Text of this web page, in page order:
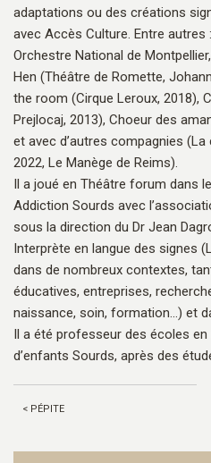
adaptations ou des créations
avec Accès Culture. Entre autres
Orchestre National de
Hen (Théâtre de Romette,
the room (Cirque Leroux, 2018),
Prejlocaj, 2013), Choeur des
et avec d’autres compagnies (La
2022, Le Manège de Reims).
Il a joué en Théâtre forum dans
Addiction Sourds avec
sous la direction du Dr Jean
Interprète en langue des signes
dans de nombreux contextes,
éducatives, entreprises,
naissance, soin, formation...) et
Il a été professeur des écoles
d’enfants Sourds, après des
< PÉPITE